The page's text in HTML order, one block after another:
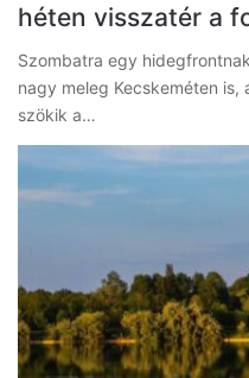
héten visszatér a
Szombatra egy
nagy meleg Kecskeméten
szökik a…